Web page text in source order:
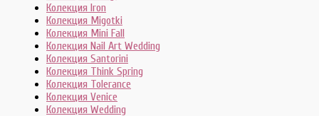
Колекция Iron
Колекция Migotki
Колекция Mini Fall
Колекция Nail Art Wedding
Колекция Santorini
Колекция Think Spring
Колекция Tolerance
Колекция Venice
Колекция Wedding